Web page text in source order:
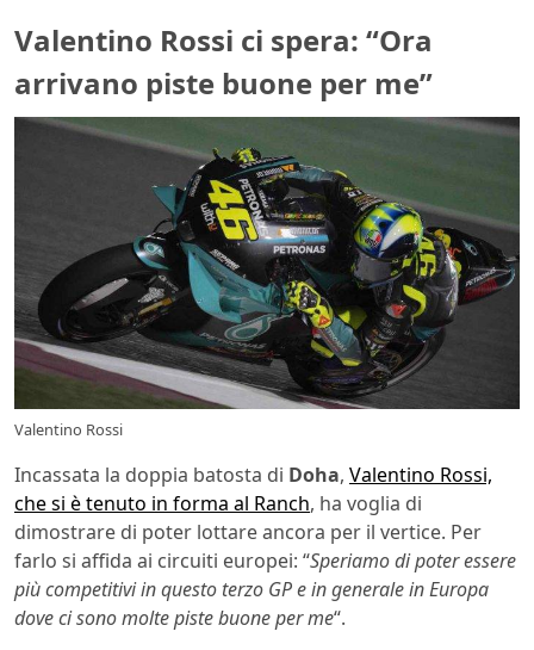
Valentino Rossi ci spera: “Ora
arrivano piste buone per me”
Valentino Rossi
Incassata la doppia batosta di Doha, Valentino Rossi,
che si è tenuto in forma al Ranch, ha voglia di
dimostrare di poter lottare ancora per il vertice. Per
farlo si affida ai circuiti europei: “Speriamo di poter essere
più competitivi in questo terzo GP e in generale in Europa
dove ci sono molte piste buone per me“.